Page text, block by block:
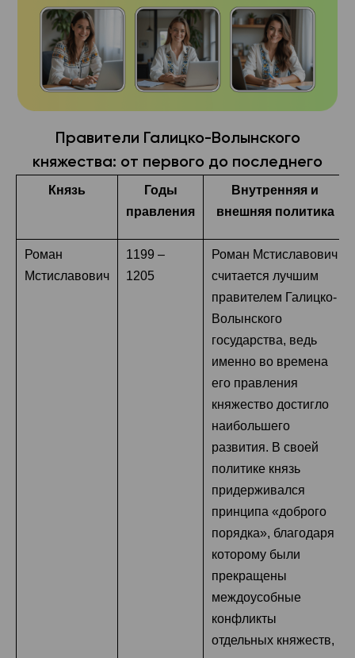
Правители Галицко-Волынского
княжества: от первого до последнего
Князь
Годы
правления
Внутренняя и
внешняя политика
Роман
Мстиславович
1199 –
1205
Роман Мстиславович
считается лучшим
правителем Галицко-
Волынского
государства, ведь
именно во времена
его правления
княжество достигло
наибольшего
развития. В своей
политике князь
придерживался
принципа «доброго
порядка», благодаря
которому были
прекращены
междоусобные
конфликты
отдельных княжеств,